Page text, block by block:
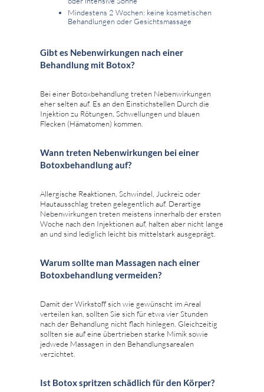
Mindestens 2 Wochen: keine kosmetischen
Behandlungen oder Gesichtsmassage
Gibt es Nebenwirkungen nach einer
Behandlung mit Botox?
Bei einer Botoxbehandlung treten Nebenwirkungen
eher selten auf. Es an den Einstichstellen Durch die
Injektion zu Rötungen, Schwellungen und blauen
Flecken (Hämatomen) kommen.
Wann treten Nebenwirkungen bei einer
Botoxbehandlung auf?
Allergische Reaktionen, Schwindel, Juckreiz oder
Hautausschlag treten gelegentlich auf. Derartige
Nebenwirkungen treten meistens innerhalb der ersten
Woche nach den Injektionen auf, halten aber nicht lange
an und sind lediglich leicht bis mittelstark ausgeprägt.
Warum sollte man Massagen nach einer
Botoxbehandlung vermeiden?
Damit der Wirkstoff sich wie gewünscht im Areal
verteilen kan, sollten Sie sich für etwa vier Stunden
nach der Behandlung nicht flach hinlegen. Gleichzeitig
sollten sie auf eine übertrieben starke Mimik sowie
jedwede Massagen in den Behandlungsarealen
verzichtet.
Ist Botox spritzen schädlich für den Körper?